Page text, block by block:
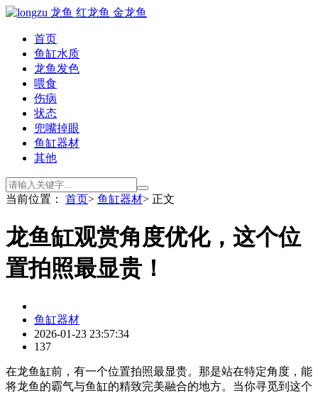
首页
鱼缸水质
龙鱼发色
喂食
伤病
状态
兜嘴掉眼
鱼缸器材
其他
当前位置： 首页> 鱼缸器材> 正文
龙鱼缸观赏角度优化，这个位
置拍照最显贵！
鱼缸器材
2026-01-23 23:57:34
137
在龙鱼缸前，有一个位置拍照最显贵。那是站在特定角度，能
将龙鱼的霸气与鱼缸的精致完美融合的地方。当你寻觅到这个